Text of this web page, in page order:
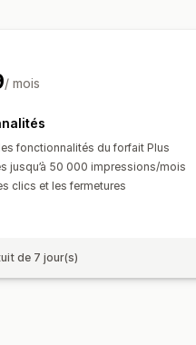
/ mois
fonctionnalités du forfait Plus
jusqu’à 50 000 impressions/mois
clics et les fermetures
de 7 jour(s)